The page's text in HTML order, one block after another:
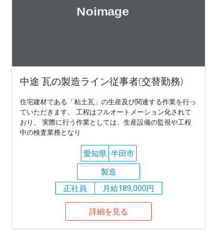
中途 瓦の製造ライン従事者(交替勤務)
住宅建材である「粘土瓦」の生産及び関連する作業を行っ
ていただきます。 工程はフルオートメーション化されて
おり、 実際に行う作業としては、生産設備の監視や工程
中の検査業務となり
愛知県 半田市
製造
正社員
月給189,000円
詳細を見る